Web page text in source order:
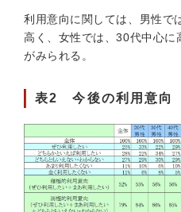
利用意向に関しては、男性で
高く、女性では、30代中心に
がみられる。
表2 今後の利用意向